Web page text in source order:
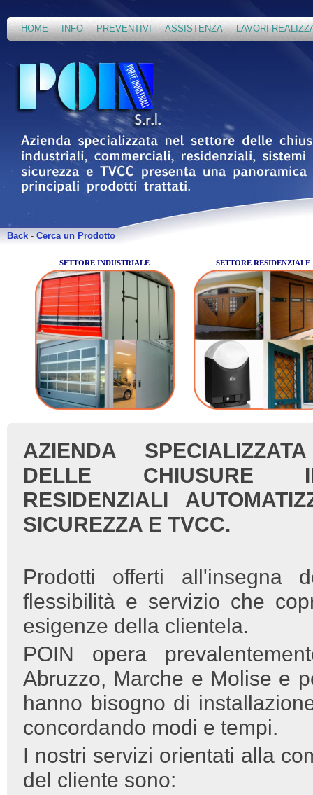
HOME INFO PREVENTIVI ASSISTENZA LAVORI
Back - Cerca un Prodotto
SETTORE INDUSTRIALE SETTORE RESIDENZIALE
AZIENDA
DELLE CHIUSURE
RESIDENZIALI
SICUREZZA E TVCC.
Prodotti offerti all'insegna
flessibilità e servizio che
esigenze della clientela.
POIN opera
Abruzzo, Marche e Molise e
hanno bisogno di
concordando modi e tempi.
I nostri servizi orientati alla
del cliente sono: